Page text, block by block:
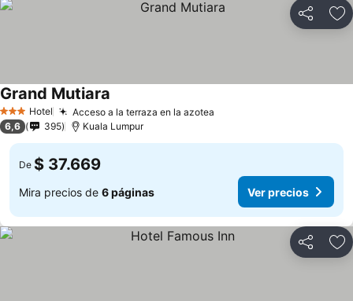
Compartir
3 Estrellas
Hotel Acceso a la terraza en la azotea
Grand Mutiara
6,6 395 Kuala Lumpur
De $ 37.669
Mira precios de 6 páginas Ver precios
Compartir